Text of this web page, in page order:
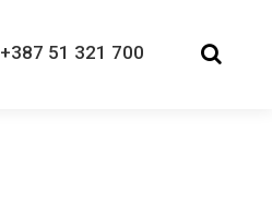
+387 51 321 700